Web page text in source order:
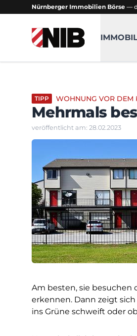
Nürnberger Immobilien Börse —
NIB - Nürnberger
TIPP WOHNUNG VOR DEM
Mehrmals
veröffentlicht am: 28.02.2023
Am besten, sie besuchen
erkennen. Dann zeigt
ins Grüne schweift oder